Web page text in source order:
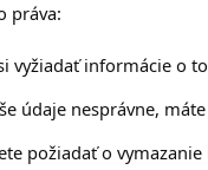
práva:
vyžiadať informácie o
údaje nesprávne,
požiadať o